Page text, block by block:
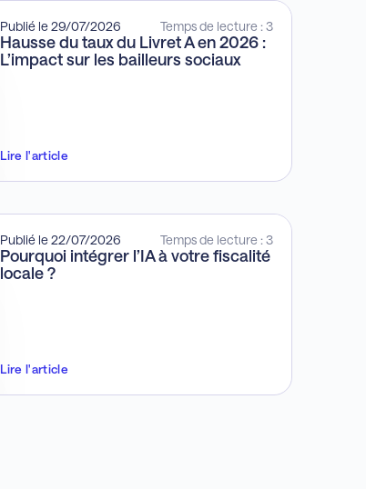
Publié le 29/07/2026 Temps de lecture : 3
Hausse du taux du Livret A en 2026 :
L’impact sur les bailleurs sociaux
Lire l'article
Publié le 22/07/2026 Temps de lecture : 3
Pourquoi intégrer l’IA à votre fiscalité
locale ?
Lire l'article